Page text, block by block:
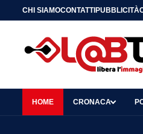
CHI SIAMOCONTATTIPUBBLICITÀ
HOME CRONACA